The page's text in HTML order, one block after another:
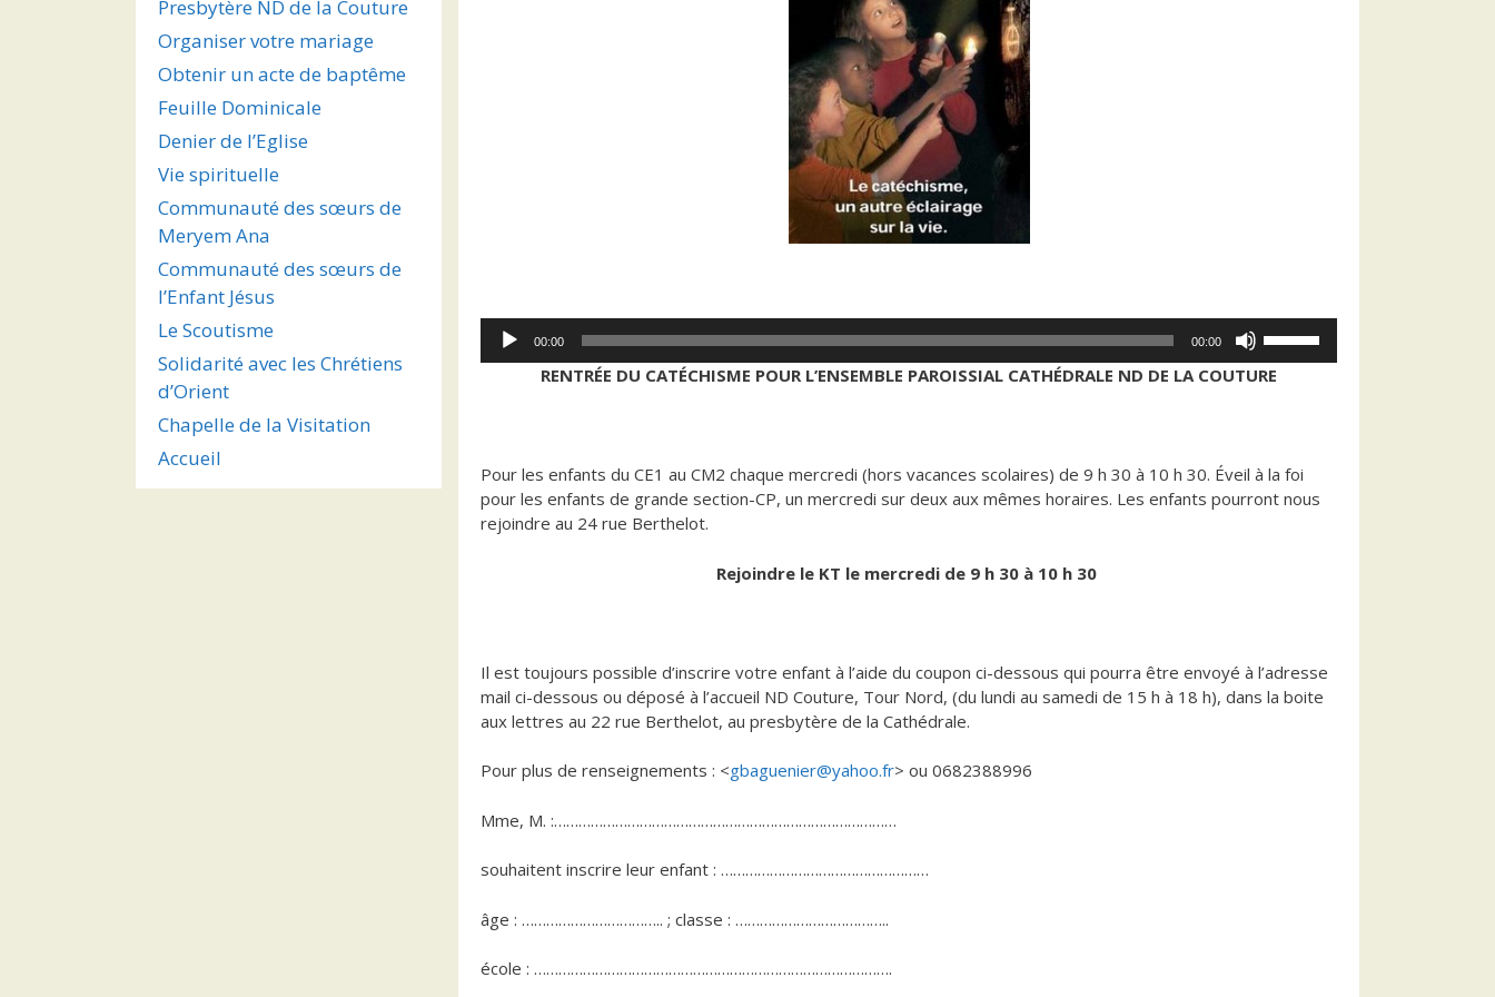
Lecteur
audio
00:00 00:00
flèches
ou
diminuer
RENTRÉE DU CATÉCHISME POUR L’ENSEMBLE PAROISSIAL CATHÉDRALE ND DE LA COUTURE
Pour les enfants du CE1 au CM2 chaque mercredi (hors vacances scolaires) de 9 h 30 à 10 h 30. Éveil à la foi
pour les enfants de grande section-CP, un mercredi sur deux aux mêmes horaires. Les enfants pourront nous
rejoindre au 24 rue Berthelot.
Rejoindre le KT le mercredi de 9 h 30 à 10 h 30
Il est toujours possible d’inscrire votre enfant à l’aide du coupon ci-dessous qui pourra être envoyé à l’adresse
mail ci-dessous ou déposé à l’accueil ND Couture, Tour Nord, (du lundi au samedi de 15 h à 18 h), dans la boite
aux lettres au 22 rue Berthelot, au presbytère de la Cathédrale.
Pour plus de renseignements : <gbaguenier@yahoo.fr> ou 0682388996
Mme, M. :…………………………………………………………………………
souhaitent inscrire leur enfant : ……………………………………………
âge : …………………………….. ; classe : ………………………………..
école : …………………………………………………………………………….
Presbytère ND de la Couture
Organiser votre mariage
Obtenir un acte de baptême
Feuille Dominicale
Denier de l’Eglise
Vie spirituelle
Communauté des sœurs de
Meryem Ana
Communauté des sœurs de
l’Enfant Jésus
Le Scoutisme
Solidarité avec les Chrétiens
d’Orient
Chapelle de la Visitation
Accueil